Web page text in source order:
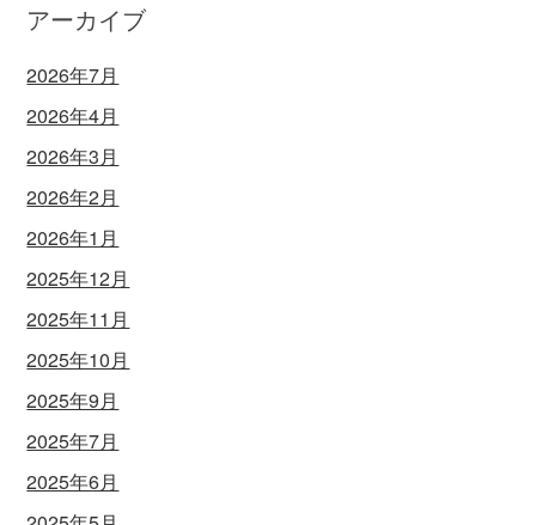
アーカイブ
2026年7月
2026年4月
2026年3月
2026年2月
2026年1月
2025年12月
2025年11月
2025年10月
2025年9月
2025年7月
2025年6月